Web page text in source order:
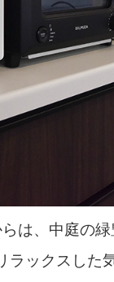
は、中庭の
ラックスした